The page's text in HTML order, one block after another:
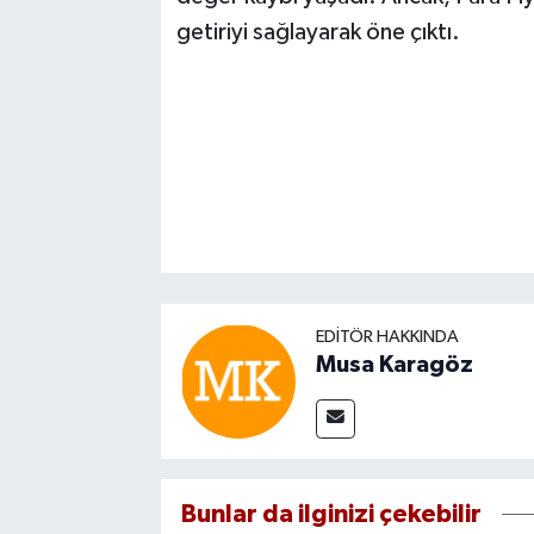
getiriyi sağlayarak öne çıktı.
EDITÖR HAKKINDA
Musa Karagöz
Bunlar da ilginizi çekebilir